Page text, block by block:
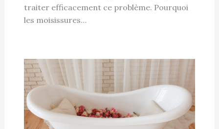
traiter efficacement ce problème. Pourquoi
les moisissures…